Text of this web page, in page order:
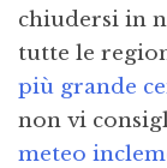
chiudersi in
tutte le
più grande
non vi
meteo